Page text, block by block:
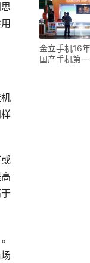
金立手机16
国产手机第